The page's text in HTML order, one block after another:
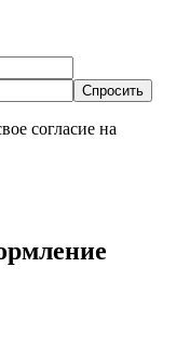
согласие на